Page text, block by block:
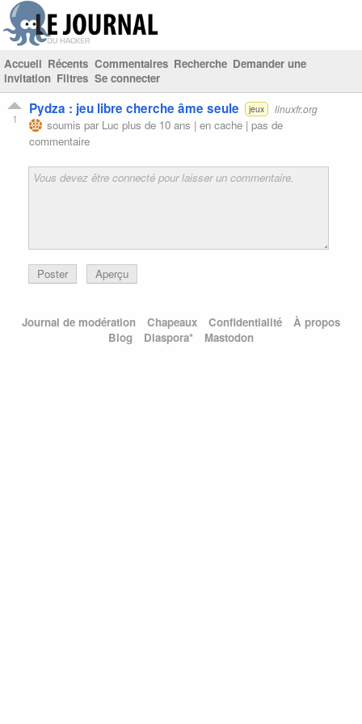
Accueil Récents Commentaires Recherche Demander une
invitation Filtres Se connecter
1
Pydza : jeu libre cherche âme seule jeux linuxfr.org
soumis par Luc plus de 10 ans | en cache | pas de
commentaire
Poster Aperçu
Journal de modération Chapeaux Confidentialité
À propos
Blog
Diaspora* Mastodon